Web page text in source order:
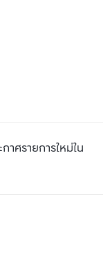
ศรายการใหม่ใน